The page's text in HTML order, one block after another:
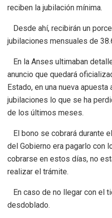
reciben la jubilación mínima.
Desde ahí, recibirán un
jubilaciones mensuales de
En la Anses ultimaban
anuncio que quedará
Estado, en una nueva apuesta
jubilaciones lo que se ha
de los últimos meses.
El bono se cobrará durante
del Gobierno era pagarlo con
cobrarse en estos días, no
realizar el trámite.
En caso de no llegar con el
desdoblado.